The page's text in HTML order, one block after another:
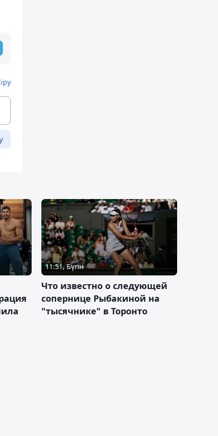
11:51, Бүгін
Что известно о следующей
сопернице Рыбакиной на
"тысячнике" в Торонто